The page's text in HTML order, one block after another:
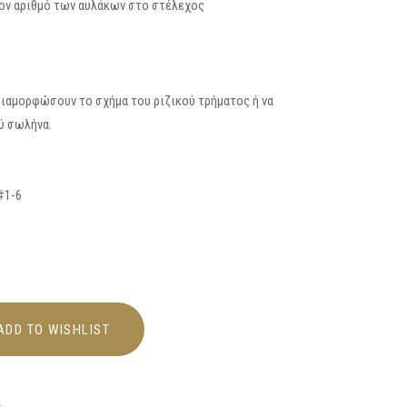
αριθμό των αυλάκων στο στέλεχος
το σχήμα του ριζικού τρήματος ή να
σωλήνα.
6
TO WISHLIST